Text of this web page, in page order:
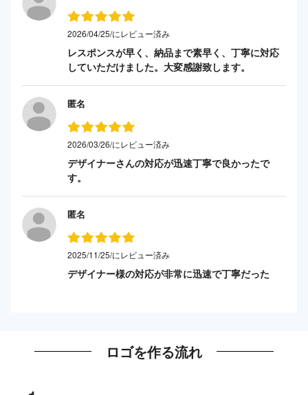
2026/04/25/にレビュー済み
レスポンスが早く、納品まで素早く、丁寧に対応
していただけました。大変感謝致します。
匿名
2026/03/26/にレビュー済み
デザイナーさんの対応が迅速丁寧で良かったで
す。
匿名
2025/11/25/にレビュー済み
デザイナー様の対応が非常に迅速で丁寧だった
ロゴを作る流れ